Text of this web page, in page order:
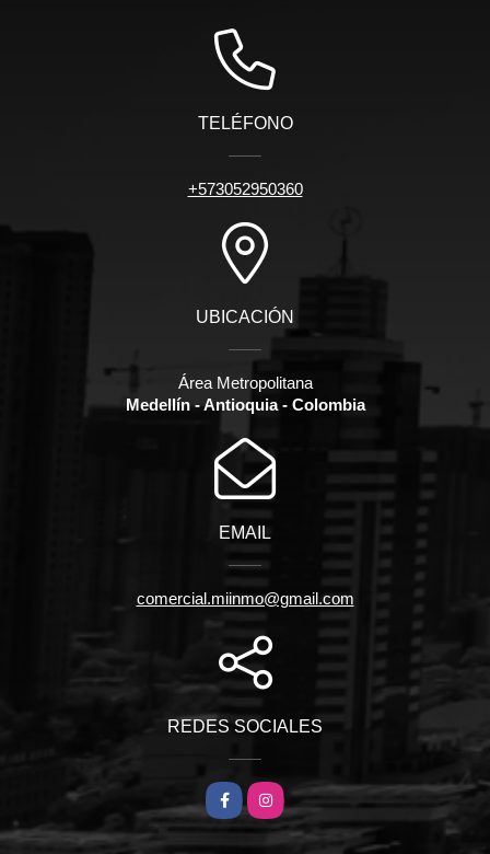
TELÉFONO
+573052950360
UBICACIÓN
Área Metropolitana
Medellín - Antioquia - Colombia
EMAIL
comercial.miinmo@gmail.com
REDES SOCIALES
FacebookInstagram